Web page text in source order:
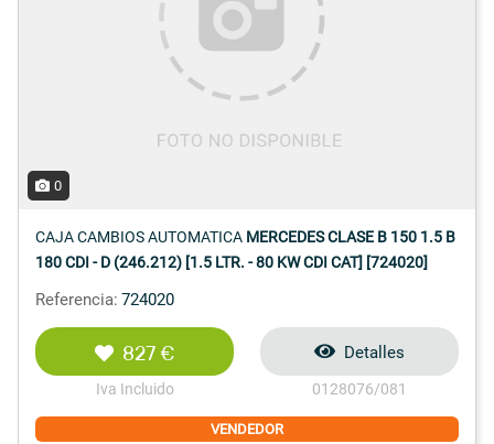
0
CAJA CAMBIOS AUTOMATICA MERCEDES CLASE B 150 1.5 B
180 CDI - D (246.212) [1.5 LTR. - 80 KW CDI CAT] [724020]
Referencia: 724020
827 €
Iva Incluido
Detalles
0128076/081
VENDEDOR